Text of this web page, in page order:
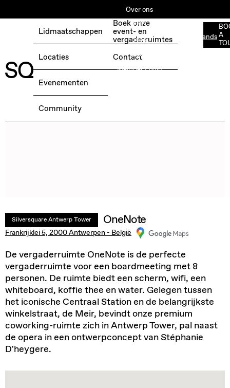
BOEK EEN GRATIS TESTDAG →
Over ons
ESG
Jobs
Media
Member Login
Nederlands
Lidmaatschappen
Locaties
Evenementen
Community
Boek onze
event- en
vergaderruimtes
Contact
A
Silversquare Antwerp Tower OneNote
Frankrijklei 5, 2000 Antwerpen - België
De vergaderruimte OneNote is de perfecte
vergaderruimte voor een boardmeeting met 8
personen. De ruimte biedt een scherm, wifi, een
whiteboard, koffie thee en water. Gelegen tussen
het iconische Centraal Station en de belangrijkste
winkelstraat, de Meir, bevindt onze premium
coworking-ruimte zich in Antwerp Tower, pal naast
de opera in een ontwerpconcept van Stéphanie
D'heygere.